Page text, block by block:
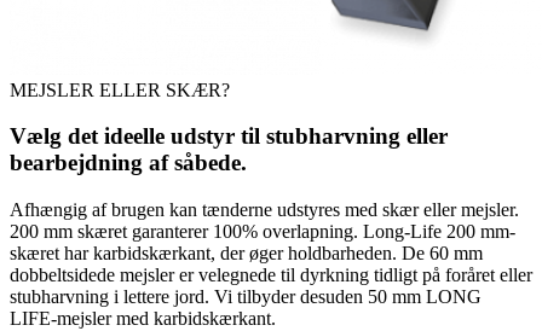
MEJSLER ELLER SKÆR?
Vælg det ideelle udstyr til stubharvning eller
bearbejdning af såbede.
Afhængig af brugen kan tænderne udstyres med skær eller mejsler.
200 mm skæret garanterer 100% overlapning. Long-Life 200 mm-
skæret har karbidskærkant, der øger holdbarheden. De 60 mm
dobbeltsidede mejsler er velegnede til dyrkning tidligt på foråret eller
stubharvning i lettere jord. Vi tilbyder desuden 50 mm LONG
LIFE-mejsler med karbidskærkant.